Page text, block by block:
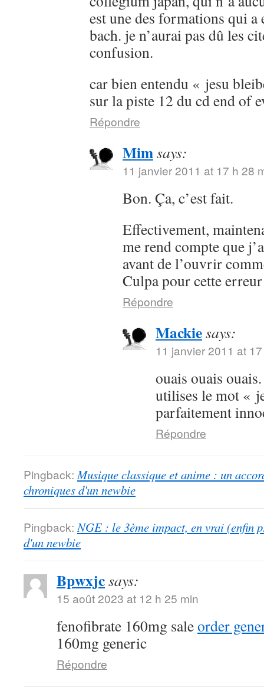
est une des formations qui a
bach. je n’aurai pas dû les
confusion.
car bien entendu « jesu
sur la piste 12 du cd end of
Répondre
Mimsays:
11 janvier 2011 at 17 h 28
Bon. Ça, c’est fait.
Effectivement,
me rend compte que
avant de l’ouvrir
Culpa pour cette
Répondre
Mackiesays:
11 janvier 2011 at
ouais ouais
utilises le mot «
parfaitement
Répondre
Pingback: Musique classique et anime : un
chroniques d'un newbie
Pingback: NGE : le 3ème impact, en vrai (enfin
d'un newbie
Bpwxjcsays:
15 août 2023 at 12 h 25 min
fenofibrate 160mg saleorder
160mg generic
Répondre